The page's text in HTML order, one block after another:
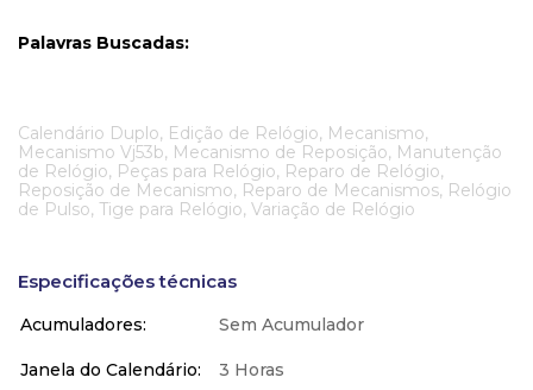
Palavras Buscadas:
Calendário Duplo, Edição de Relógio, Mecanismo,
Mecanismo Vj53b, Mecanismo de Reposição, Manutenção
de Relógio, Peças para Relógio, Reparo de Relógio,
Reposição de Mecanismo, Reparo de Mecanismos, Relógio
de Pulso, Tige para Relógio, Variação de Relógio
Especificações técnicas
Acumuladores Sem Acumulador
Janela do Calendário 3 Horas